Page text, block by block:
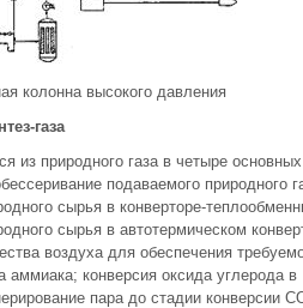
колонна высокого давления
газа
из природного газа в четыре
подаваемого природного
сырья в конверторе-
сырья в автотермическом
воздуха для обеспечения
аммиака; конверсия оксида углерода в
пара до стадии конверсии